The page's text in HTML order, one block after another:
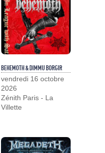
BEHEMOTH & DIMMU BORGIR
vendredi 16 octobre
2026
Zénith Paris - La
Villette